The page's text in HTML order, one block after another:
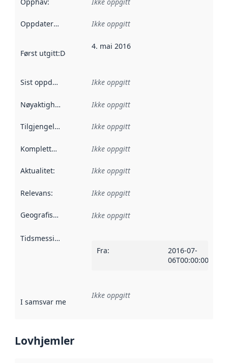
Oppdateringsfrekvens :
Ikke oppgitt
Først utgitt:Denne datoen sier når dataene i dette
4. mai 2016
Sist oppdatert Ikke oppgitt
Nøyaktighet Ikke oppgitt
Tilgjengelighet Ikke oppgitt
Kompletthet Ikke oppgitt
Aktualitet: Ikke oppgitt
Relevans: Ikke oppgitt
Geografisk avgrensning :
Ikke oppgitt
Tidsmessig avgrensning
Fra:
2016-07-
06T00:00:00Z
I samsvar med Referanse til en implementasjonsregel
Ikke oppgitt
Lovhjemler